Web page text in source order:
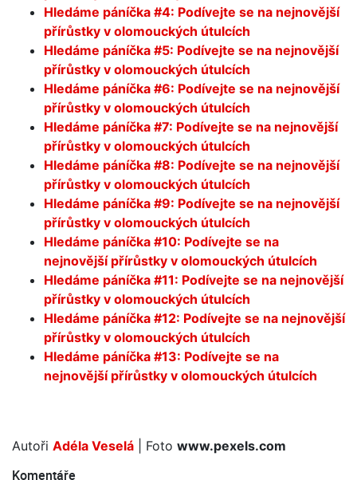
Hledáme páníčka #4: Podívejte se na nejnovější
přírůstky v olomouckých útulcích
Hledáme páníčka #5: Podívejte se na nejnovější
přírůstky v olomouckých útulcích
Hledáme páníčka #6: Podívejte se na nejnovější
přírůstky v olomouckých útulcích
Hledáme páníčka #7: Podívejte se na nejnovější
přírůstky v olomouckých útulcích
Hledáme páníčka #8: Podívejte se na nejnovější
přírůstky v olomouckých útulcích
Hledáme páníčka #9: Podívejte se na nejnovější
přírůstky v olomouckých útulcích
Hledáme páníčka #10: Podívejte se na
nejnovější přírůstky v olomouckých útulcích
Hledáme páníčka #11: Podívejte se na nejnovější
přírůstky v olomouckých útulcích
Hledáme páníčka #12: Podívejte se na nejnovější
přírůstky v olomouckých útulcích
Hledáme páníčka #13: Podívejte se na
nejnovější přírůstky v olomouckých útulcích
Autoři Adéla Veselá | Foto www.pexels.com
Komentáře